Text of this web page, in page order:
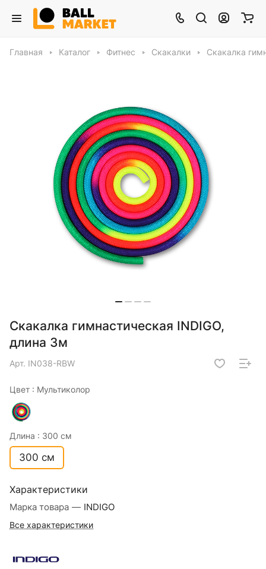
Главная Каталог Фитнес Скакалки Скакалка
Скакалка гимнастическая INDIGO,
длина 3м
Арт. IN038-RBW
Цвет : Мультиколор
Длина : 300 см
300 см
Характеристики
Марка товара — INDIGO
Все характеристики